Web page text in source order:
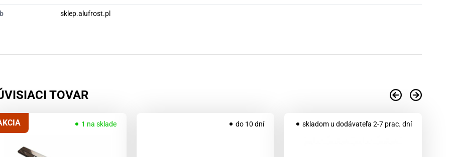
sklep.alufrost.pl
TOVAR
1 na sklade do 10 dní skladom u dodávateľa 2-7 prac. dní